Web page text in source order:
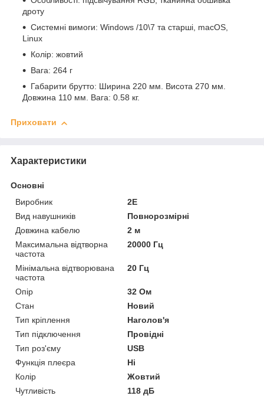
дроту
Системні вимоги: Windows /10\7 та старші, macOS,
Linux
Колір: жовтий
Вага: 264 г
Габарити брутто: Ширина 220 мм. Висота 270 мм.
Довжина 110 мм. Вага: 0.58 кг.
Приховати
Характеристики
Основні
Виробник
2E
Вид навушників
Повнорозмірні
Довжина кабелю
2 м
Максимальна відтворна
частота
20000 Гц
Мінімальна відтворювана
частота
20 Гц
Опір
32 Ом
Стан
Новий
Тип кріплення
Наголов'я
Тип підключення
Провідні
Тип роз'єму
USB
Функція плеєра
Ні
Колір
Жовтий
Чутливість
118 дБ